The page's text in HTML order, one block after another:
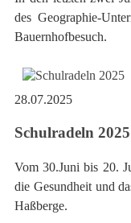
des Geographie-
Bauernhofbesuch.
28.07.2025
Schulradeln 2025
Vom 30.Juni bis 20.
die Gesundheit und
Haßberge.